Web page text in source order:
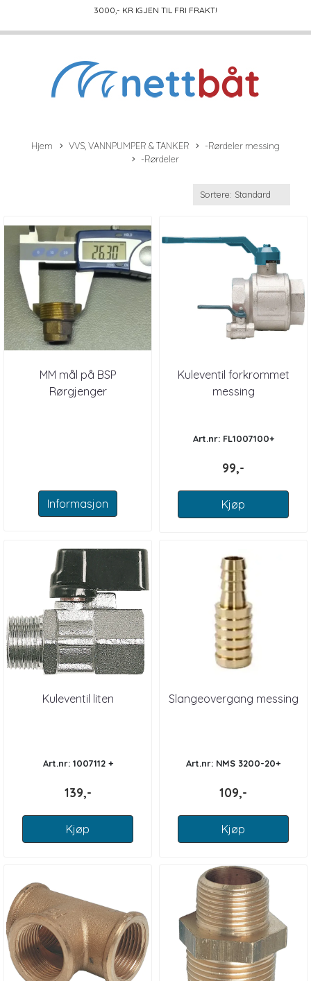
3000,- KR IGJEN TIL FRI FRAKT!
Hjem VVS, VANNPUMPER & TANKER
-Rørdeler messing
-Rørdeler
MM mål på BSP
Rørgjenger
Informasjon
Kuleventil forkrommet
messing
Art.nr: FL1007100+
99,-
Kjøp
Kuleventil liten
Art.nr: 1007112 +
139,-
Kjøp
Slangeovergang messing
Art.nr: NMS 3200-20+
109,-
Kjøp